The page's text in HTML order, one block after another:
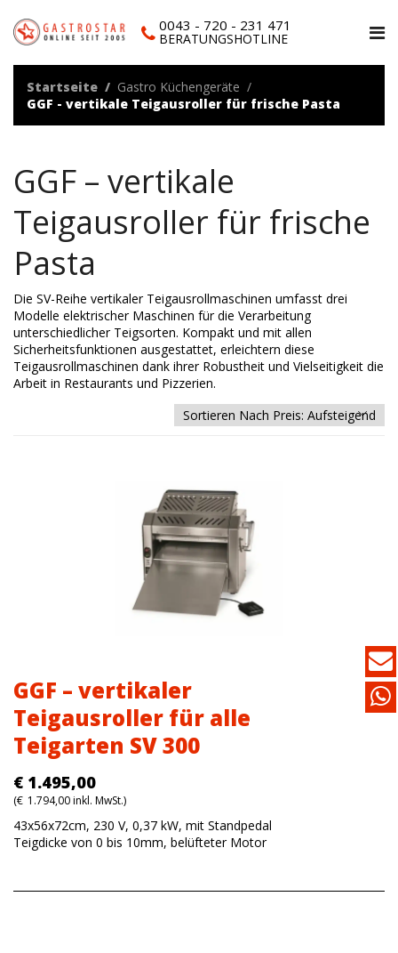
0043 - 720 - 231 471
BERATUNGSHOTLINE
Startseite
Gastro Küchengeräte
GGF - vertikale Teigausroller für frische Pasta
GGF – vertikale
Teigausroller für frische
Pasta
Die SV-Reihe vertikaler Teigausrollmaschinen umfasst drei
Modelle elektrischer Maschinen für die Verarbeitung
unterschiedlicher Teigsorten. Kompakt und mit allen
Sicherheitsfunktionen ausgestattet, erleichtern diese
Teigausrollmaschinen dank ihrer Robustheit und Vielseitigkeit die
Arbeit in Restaurants und Pizzerien.
GGF – vertikaler
Teigausroller für alle
Teigarten SV 300
€ 1.495,00
(€ 1.794,00inkl. MwSt.)
43x56x72cm, 230 V, 0,37 kW, mit Standpedal
Teigdicke von 0 bis 10mm, belüfteter Motor